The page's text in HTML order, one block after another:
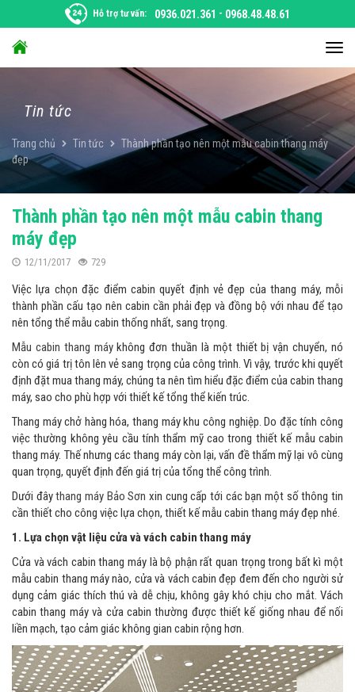
dung
Hỗ trợ tư vấn: 0936.021.361 - 0968.48.48.61
đổi
điều
Tin tức
Trang chủ Tin tức
Thành phần tạo nên một mẫu cabin thang máy
đẹp
Thành phần tạo nên một mẫu cabin thang
máy đẹp
12/11/2017 729
Việc lựa chọn đặc điểm cabin quyết định vẻ đẹp của thang máy, mỗi
thành phần cấu tạo nên cabin cần phải đẹp và đồng bộ với nhau để tạo
nên tổng thể mẫu cabin thống nhất, sang trọng.
Mẫu cabin thang máykhông đơn thuần là một thiết bị vận chuyển, nó
còn có giá trị tôn lên vẻ sang trọng của công trình. Vì vậy, trước khi quyết
định đặt mua thang máy, chúng ta nên tìm hiểu đặc điểm của cabin thang
máy, sao cho phù hợp với thiết kế tổng thể kiến trúc.
Thang máy chở hàng hóa, thang máy khu công nghiệp. Do đặc tính công
việc thường không yêu cầu tính thẩm mỹ cao trong thiết kế mẫu cabin
thang máy. Thế nhưng các thang máy còn lại, vấn đề thẩm mỹ lại vô cùng
quan trọng, quyết định đến giá trị của tổng thể công trình.
Dưới đâythang máy Bảo Sơn xin cung cấp tới các bạn một số thông tin
cần thiết cho công việc lựa chọn, thiết kế mẫu cabin thang máy đẹp nhé.
1. Lựa chọn vật liệu cửa và vách cabin thang máy
Cửa và vách cabin thang máy là bộ phận rất quan trọng trong bất kì một
mẫu cabin thang máy nào, cửa và vách cabin đẹp đem đến cho người sử
dụng cảm giác thích thú và dễ chịu, không gây khó chịu cho mắt. Vách
cabin thang máy và cửa cabin thường được thiết kế giống nhau để nối
liền mạch, tạo cảm giác không gian cabin rộng hơn.